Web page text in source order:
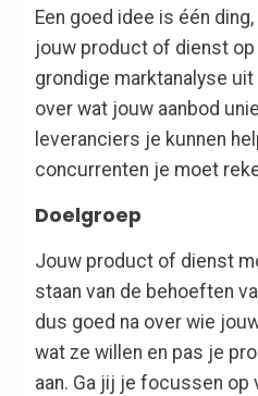
Een goed idee is één
jouw product of dienst op
grondige marktanalyse
over wat jouw aanbod
leveranciers je kunnen
concurrenten je moet
Doelgroep
Jouw product of dienst
staan van de behoeften
dus goed na over wie
wat ze willen en pas je
aan. Ga jij je focussen op